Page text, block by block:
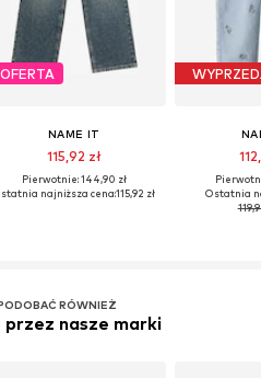
OFERTA
NAME IT
115,92 zł
Pierwotnie: 144,90 zł
najniższa cena:115,92 zł
Ostatnia
RÓWNIEŻ
nasze marki